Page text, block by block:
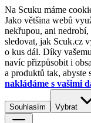
Na Scuku máme
Jako většina webů
nekřupou, ani
sledovat, jak Scuk.cz
o kus dál. Díky
navíc přizpůsobit i
a produktů tak,
nakládáme s vašimi
Souhlasím Vybrat